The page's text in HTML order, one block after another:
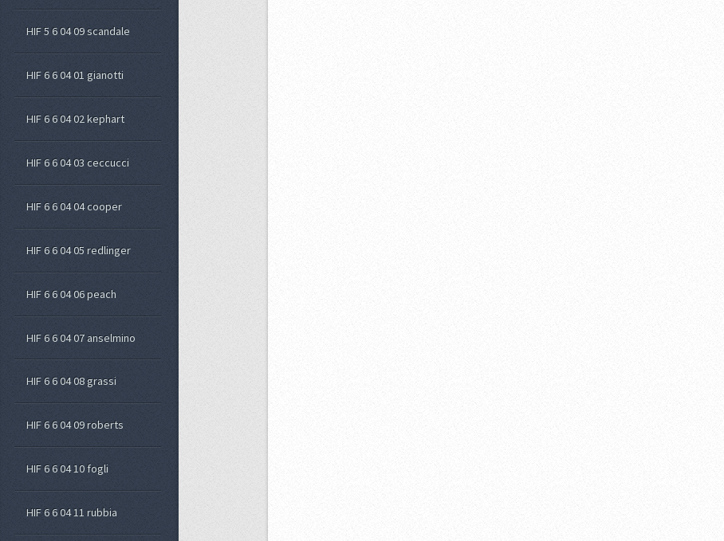
HIF 5 6 04 09 scandale
HIF 6 6 04 01 gianotti
HIF 6 6 04 02 kephart
HIF 6 6 04 03 ceccucci
HIF 6 6 04 04 cooper
HIF 6 6 04 05 redlinger
HIF 6 6 04 06 peach
HIF 6 6 04 07 anselmino
HIF 6 6 04 08 grassi
HIF 6 6 04 09 roberts
HIF 6 6 04 10 fogli
HIF 6 6 04 11 rubbia